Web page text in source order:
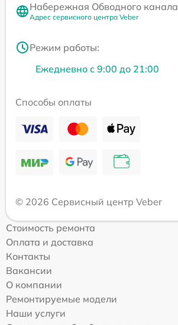
Набережная Обводного
Адрес сервисного центра Veber
Режим работы:
Ежедневно с 9:00 до 21:00
Способы оплаты
© 2026 Сервисный центр Veber
Стоимость ремонта
Оплата и доставка
Контакты
Вакансии
О компании
Ремонтируемые модели
Наши услуги